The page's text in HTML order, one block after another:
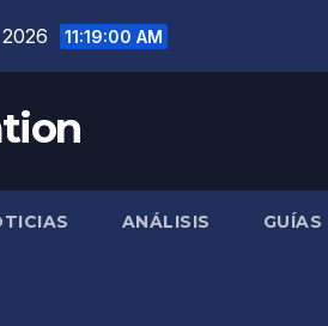
11:19:01 AM
ANÁLISIS GUÍAS